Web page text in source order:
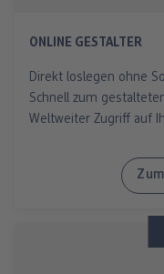
ONLINE GESTALTER
Direkt loslegen ohne
Schnell zum
Weltweiter Zugriff auf